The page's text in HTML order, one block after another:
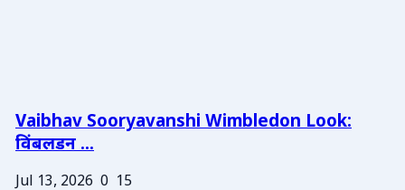
Vaibhav Sooryavanshi Wimbledon Look:
विंबलडन ...
Jul 13, 2026 0 15